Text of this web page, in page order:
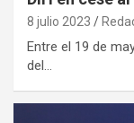
8 julio 2023
Entre el 19 de
del…